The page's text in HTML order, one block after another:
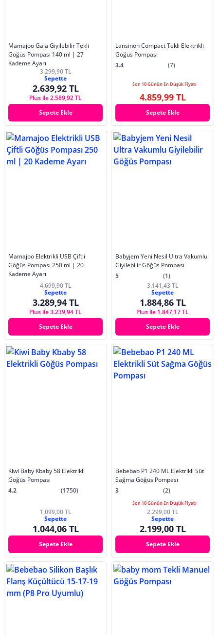
Mamajoo Gaia Giyilebilir Tekli
Göğüs Pompası 140 ml | 27
Kademe Ayarı
3.299,90 TL
Sepette
2.639,92 TL
Plus ile 2.589,92 TL
Sepete Ekle
Lansinoh Compact Tekli Elektrikli
Göğüs Pompası
3.4
(7)
Son 10 Günün En Düşük Fiyatı
4.859,99 TL
Sepete Ekle
Mamajoo Elektrikli USB Çiftli
Göğüs Pompası 250 ml | 20
Kademe Ayarı
4.699,90 TL
Sepette
3.289,94 TL
Plus ile 3.239,94 TL
Sepete Ekle
Babyjem Yeni Nesil Ultra Vakumlu
Giyilebilir Göğüs Pompası
5
(1)
3.141,43 TL
Sepette
1.884,86 TL
Plus ile 1.847,17 TL
Sepete Ekle
Kiwi Baby Kbaby 58 Elektrikli
Göğüs Pompası
4.2
(1750)
1.099,00 TL
Sepette
1.044,06 TL
Sepete Ekle
Bebebao P1 240 ML Elektrikli Süt
Sağma Göğüs Pompası
3
(2)
Son 10 Günün En Düşük Fiyatı
2.299,00 TL
Sepette
2.199,00 TL
Sepete Ekle